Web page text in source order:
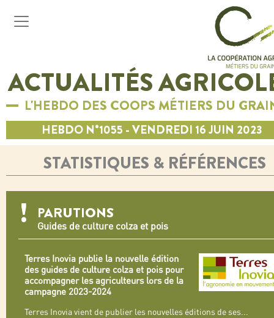
ACTUALITÉS
L'HEBDO DES COOPS MÉTIERS DU
HEBDO N°1055 - VENDREDI 16 JUIN 2023
STATISTIQUES & RÉFÉRENCES
PARUTIONS
Guides de culture colza et pois
Terres Inovia publie la nouvelle édition
des guides de culture colza et pois pour
accompagner les agriculteurs lors de la
campagne 2023-2024
Terres Inovia vient de publier les nouvelles éditions de ses...